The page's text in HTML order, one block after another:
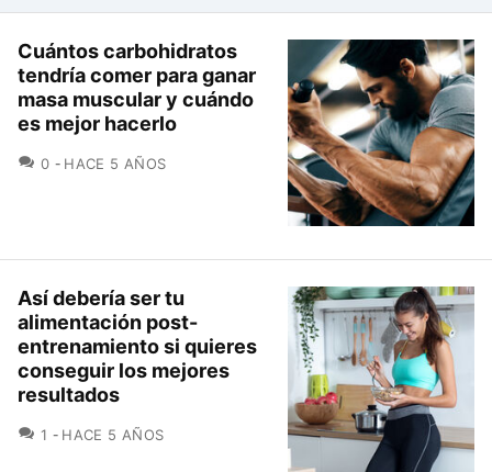
Cuántos carbohidratos
tendría comer para ganar
masa muscular y cuándo
es mejor hacerlo
0 COMENTARIOS
HACE 5 AÑOS
Así debería ser tu
alimentación post-
entrenamiento si quieres
conseguir los mejores
resultados
1 COMENTARIOS
HACE 5 AÑOS